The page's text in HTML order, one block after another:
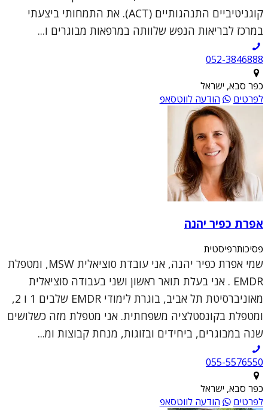
קוגניטיביים התנהגותיים (ACT). את התמחותי ביצעתי
במרכז לבריאות הנפש שלוותה במרפאות מבוגרים ו...
052-3846888
כפר סבא, ישראל
לפרטים
הודעה לווטסאפ
אפרת כפיר יהנה
פסיכותרפיסטית
שמי אפרת כפיר יהנה, אני עובדת סוציאלית MSW, ומטפלת
EMDR . אני בעלת תואר ראשון ושני בעבודה סוציאלית
מאוניברסיטת תל אביב, בוגרת לימודי EMDR שלבים 1 ו 2,
ומטפלת בקונסטלציה משפחתית. אני מטפלת מזה כשלושים
שנה במבוגרים, ביחידים ובזוגות, מנחת קבוצות ומ...
055-5576550
כפר סבא, ישראל
לפרטים
הודעה לווטסאפ